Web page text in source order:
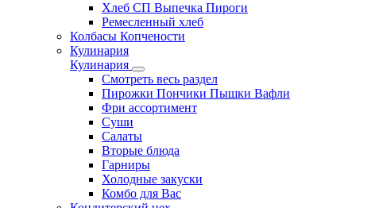
Хлеб СП Выпечка Пироги
Ремесленный хлеб
Колбасы Копчености
Кулинария
Кулинария
Смотреть весь раздел
Пирожки Пончики Пышки Вафли
Фри ассортимент
Суши
Салаты
Вторые блюда
Гарниры
Холодные закуски
Комбо для Вас